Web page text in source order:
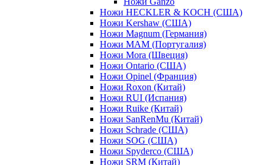
Ножи HECKLER & KOCH (США)
Ножи Kershaw (США)
Ножи Magnum (Германия)
Ножи MAM (Португалия)
Ножи Mora (Швеция)
Ножи Ontario (США)
Ножи Opinel (Франция)
Ножи Roxon (Китай)
Ножи RUI (Испания)
Ножи Ruike (Китай)
Ножи SanRenMu (Китай)
Ножи Schrade (США)
Ножи SOG (США)
Ножи Spyderco (США)
Ножи SRM (Китай)